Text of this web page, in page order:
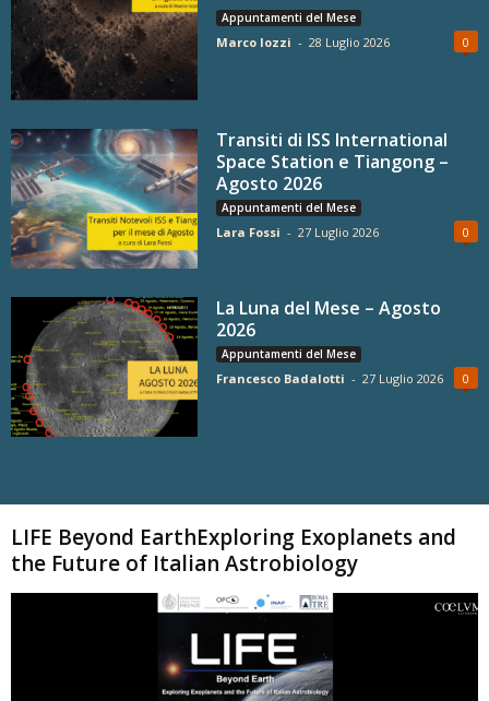
Appuntamenti del Mese
Marco Iozzi - 28 Luglio 2026 0
Transiti di ISS International
Space Station e Tiangong –
Agosto 2026
Appuntamenti del Mese
Lara Fossi - 27 Luglio 2026 0
La Luna del Mese – Agosto
2026
Appuntamenti del Mese
Francesco Badalotti - 27 Luglio 2026 0
LIFE Beyond EarthExploring Exoplanets and
the Future of Italian Astrobiology